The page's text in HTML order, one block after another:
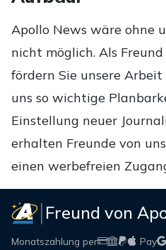
Apollo News wäre ohne
nicht möglich. Als
fördern Sie unsere
uns so wichtige
Einstellung neuer
erhalten Freunde von
einen werbefreien
Freund von
Monatszahlung per Pay